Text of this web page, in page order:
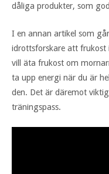
dåliga produkter, som
I en annan artikel som
idrottsforskare att frukost
vill äta frukost om
ta upp energi när du är
den. Det är däremot
träningspass.